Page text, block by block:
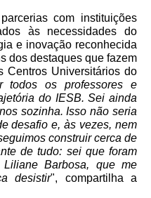
com instituições
às necessidades do
e inovação reconhecida
dos destaques que fazem
Centros Universitários do
todos os professores e
do IESB. Sei ainda
sozinha. Isso não seria
desafio e, às vezes, nem
construir cerca de
de tudo: sei que foram
Barbosa, que me
desistir", compartilha a